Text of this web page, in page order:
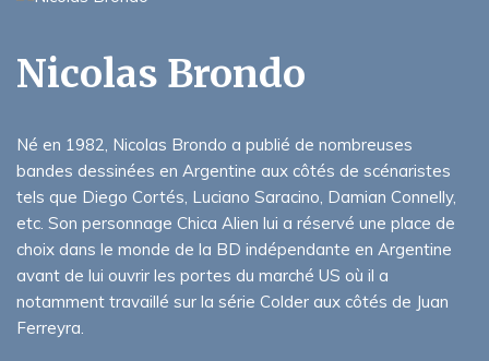
Nicolas Brondo
Né en 1982, Nicolas Brondo a publié de nombreuses
bandes dessinées en Argentine aux côtés de scénaristes
tels que Diego Cortés, Luciano Saracino, Damian Connelly,
etc. Son personnage Chica Alien lui a réservé une place de
choix dans le monde de la BD indépendante en Argentine
avant de lui ouvrir les portes du marché US où il a
notamment travaillé sur la série Colder aux côtés de Juan
Ferreyra.